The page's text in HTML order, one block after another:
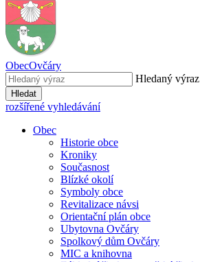
ObecOvčáry
Hledaný výraz
Hledat
rozšířené vyhledávání
Obec
Historie obce
Kroniky
Současnost
Blízké okolí
Symboly obce
Revitalizace návsi
Orientační plán obce
Ubytovna Ovčáry
Spolkový dům Ovčáry
MIC a knihovna